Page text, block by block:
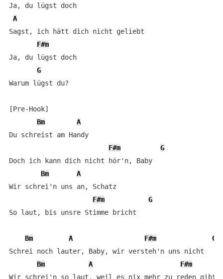
Ja, du lügst doch
A
Sagst, ich hätt dich nicht geliebt
F#m
Ja, du lügst doch
G
Warum lügst du?
[Pre-Hook]
Bm
A
Du schreist am Handy
F#m
G
Doch ich kann dich nicht hör'n, Baby
Bm
A
Wir schrei'n uns an, Schatz
F#m
G
So laut, bis unsre Stimme bricht
Bm A F#m
G
Schrei noch lauter, Baby, wir versteh'n uns nicht
Bm
A
F#m
Wir schrei'n so laut, weil es nix mehr zu reden gibt